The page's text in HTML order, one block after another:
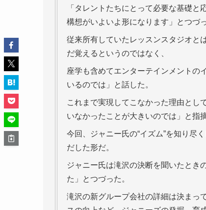
「タレントたちにとって必要な基礎
構想がいよいよ形になります」とつづっ
従来所有していたレッスンスタジオと
だ覚えるというのではなく、
座学も含めてエンターテインメントの
いるのでは」と話した。
これまで実現してこなかった理由とし
いなかったことが大きいのでは」と指
今回、ジャニー氏の“イズム”を知り尽
だした形だ。
ジャニー氏は滝沢の決断を聞いたとき
た」とつづった。
滝沢の新グループ会社の詳細は決まっ